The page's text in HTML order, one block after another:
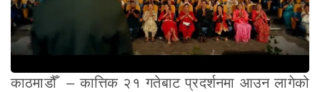
काठमाडौँ – कात्तिक २१ गतेबाट प्रदर्शनमा आउन लागेको